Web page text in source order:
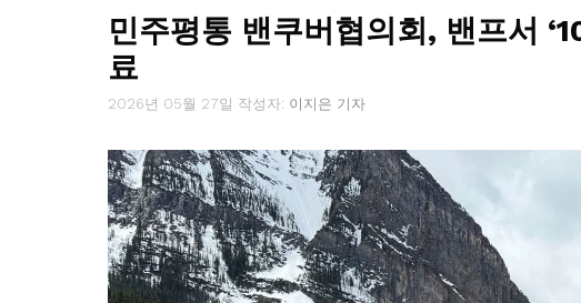
민주평통 밴쿠버협의회, 밴프서
료
2026년 05월 27일 작성자: 이지은 기자